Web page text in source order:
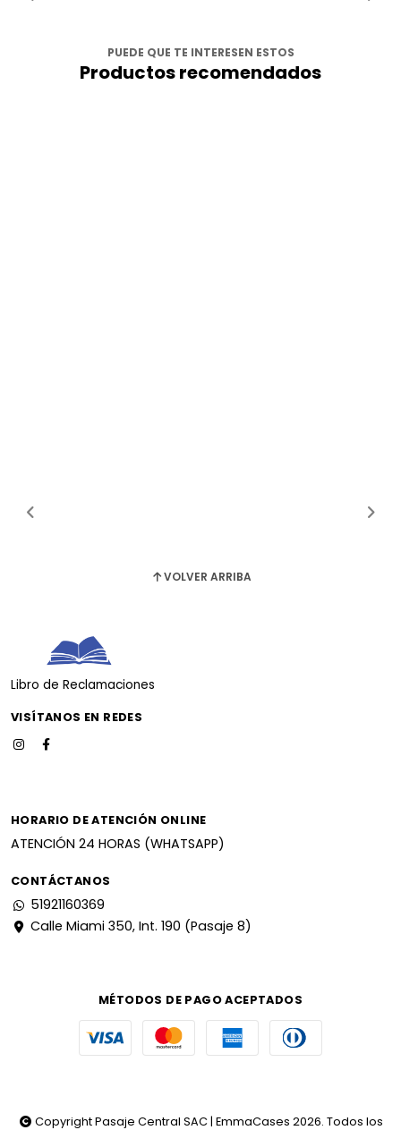
PUEDE QUE TE INTERESEN ESTOS
Productos recomendados
VOLVER ARRIBA
Libro de Reclamaciones
VISÍTANOS EN REDES
HORARIO DE ATENCIÓN ONLINE
ATENCIÓN 24 HORAS (WHATSAPP)
CONTÁCTANOS
51921160369
Calle Miami 350, Int. 190 (Pasaje 8)
MÉTODOS DE PAGO ACEPTADOS
Copyright Pasaje Central SAC | EmmaCases 2026. Todos los